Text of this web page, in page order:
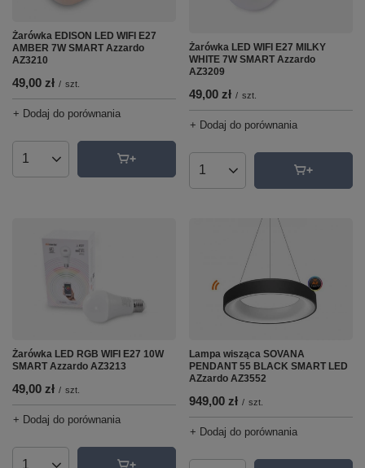
Żarówka EDISON LED WIFI E27
AMBER 7W SMART Azzardo
AZ3210
49,00 zł / szt.
+ Dodaj do porównania
Ilość produktów
Żarówka LED WIFI E27 MILKY
WHITE 7W SMART Azzardo
AZ3209
49,00 zł / szt.
+ Dodaj do porównania
Ilość produktów
Żarówka LED RGB WIFI E27 10W
SMART Azzardo AZ3213
49,00 zł / szt.
+ Dodaj do porównania
Lampa wisząca SOVANA
PENDANT 55 BLACK SMART LED
AZzardo AZ3552
949,00 zł / szt.
+ Dodaj do porównania